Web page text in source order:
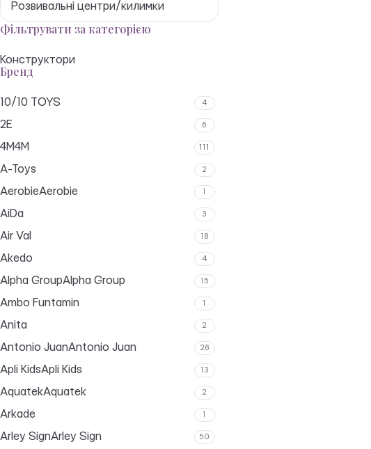
Розвивальні центри/килимки
Фільтрувати за категорією
Конструктори
Бренд
10/10 TOYS 4
2E 6
4M4M 111
A-Toys 2
AerobieAerobie 1
AiDa 3
Air Val 18
Akedo 4
Alpha GroupAlpha Group 15
Ambo Funtamin 1
Anita 2
Antonio JuanAntonio Juan 26
Apli KidsApli Kids 13
AquatekAquatek 2
Arkade 1
Arley SignArley Sign 50